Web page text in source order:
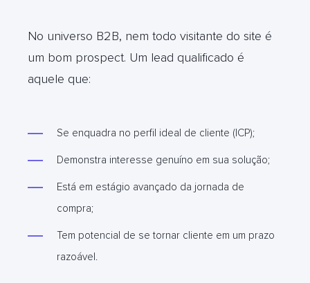
No universo B2B, nem todo visitante do site é
um bom prospect. Um lead qualificado é
aquele que:
Se enquadra no perfil ideal de cliente (ICP);
Demonstra interesse genuíno em sua solução;
Está em estágio avançado da jornada de
compra;
Tem potencial de se tornar cliente em um prazo
razoável.